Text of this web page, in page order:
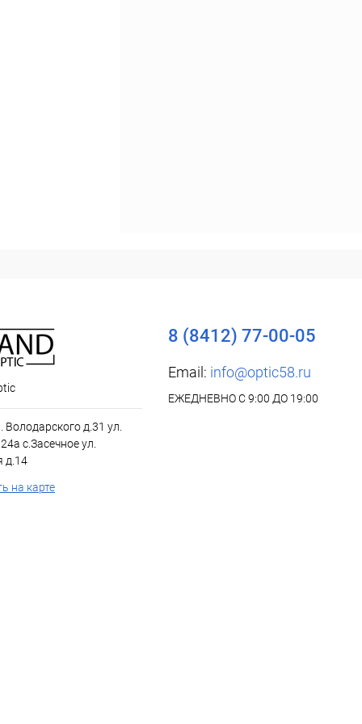
Володарского д.31 ул.
с.Засечное ул.
д.14
на карте
8 (8412) 77-00-05
Email: info@optic58.ru
ЕЖЕДНЕВНО С 9:00 ДО 19:00